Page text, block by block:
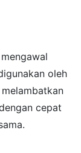
oleh
cepat